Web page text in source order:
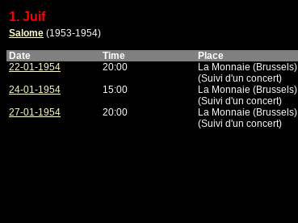
1. Juif
Salome (1953-1954)
Date
Time
Place
22-01-1954
20:00
La Monnaie (Brussels)
(Suivi d'un concert)
24-01-1954
15:00
La Monnaie (Brussels)
(Suivi d'un concert)
27-01-1954
20:00
La Monnaie (Brussels)
(Suivi d'un concert)